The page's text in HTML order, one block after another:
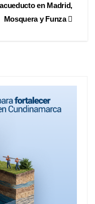
acueducto en Madrid,
Mosquera y Funza